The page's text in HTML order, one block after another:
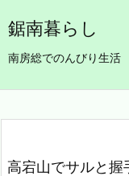
鋸南暮らし
南房総でのんびり生活
高宕山でサルと握